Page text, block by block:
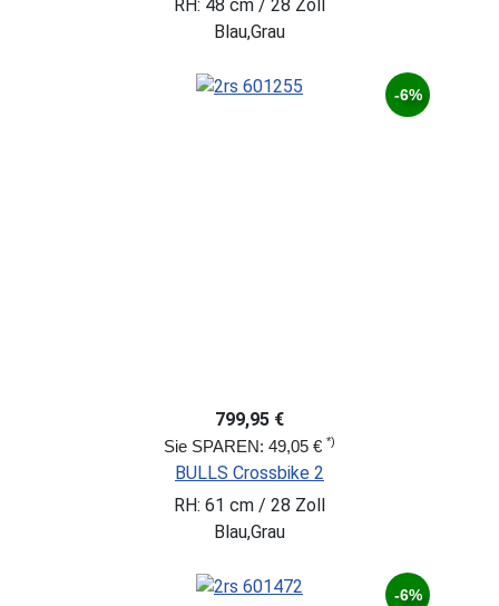
RH: 48 cm / 28 Zoll
Blau,Grau
-6%
799,95 €
Sie SPAREN: 49,05 € *)
BULLS Crossbike 2
RH: 61 cm / 28 Zoll
Blau,Grau
-6%